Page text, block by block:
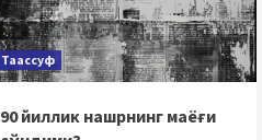
Таассуф
90 йиллик нашрнинг маёғи